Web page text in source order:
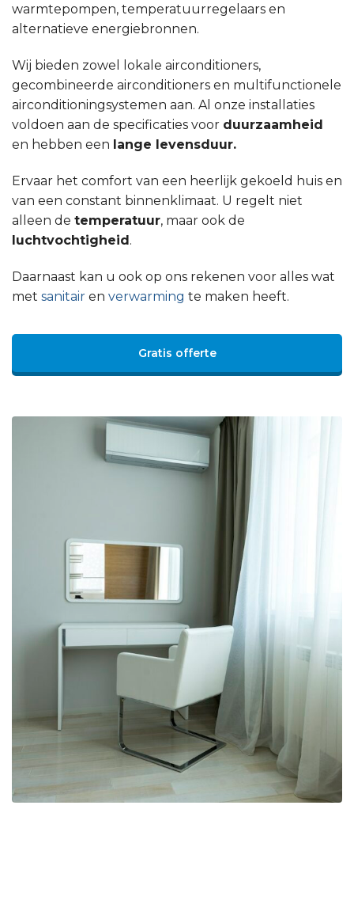
warmtepompen, temperatuurregelaars en
alternatieve energiebronnen.
Wij bieden zowel lokale airconditioners,
gecombineerde airconditioners en multifunctionele
airconditioningsystemen aan. Al onze installaties
voldoen aan de specificaties voor duurzaamheid
en hebben een lange levensduur.
Ervaar het comfort van een heerlijk gekoeld huis en
van een constant binnenklimaat. U regelt niet
alleen de temperatuur, maar ook de
luchtvochtigheid.
Daarnaast kan u ook op ons rekenen voor alles wat
met sanitair en verwarming te maken heeft.
Gratis offerte